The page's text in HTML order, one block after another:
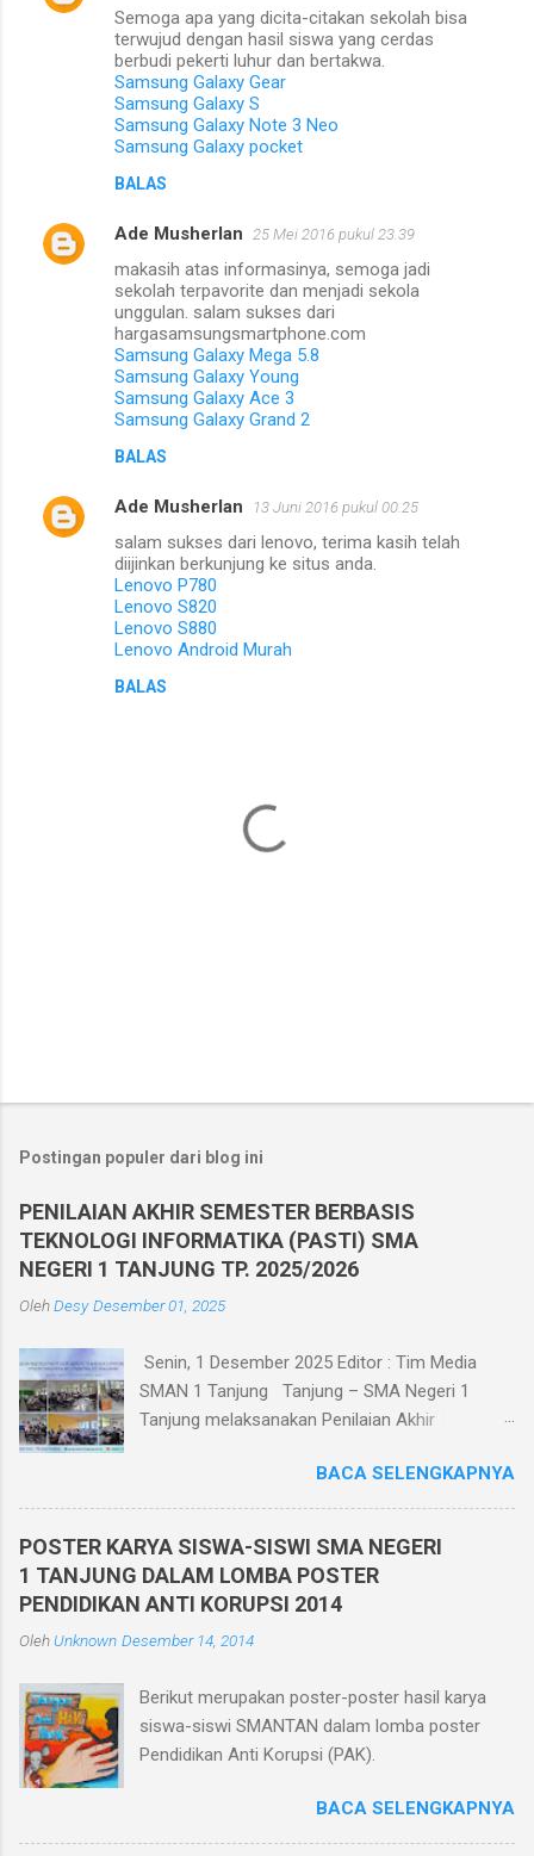
Semoga apa yang dicita-citakan sekolah bisa
terwujud dengan hasil siswa yang cerdas
berbudi pekerti luhur dan bertakwa.
Samsung Galaxy Gear
Samsung Galaxy S
Samsung Galaxy Note 3 Neo
Samsung Galaxy pocket
BALAS
Ade Musherlan 25 Mei 2016 pukul 23.39
makasih atas informasinya, semoga jadi
sekolah terpavorite dan menjadi sekola
unggulan. salam sukses dari
hargasamsungsmartphone.com
Samsung Galaxy Mega 5.8
Samsung Galaxy Young
Samsung Galaxy Ace 3
Samsung Galaxy Grand 2
BALAS
Ade Musherlan 13 Juni 2016 pukul 00.25
salam sukses dari lenovo, terima kasih telah
diijinkan berkunjung ke situs anda.
Lenovo P780
Lenovo S820
Lenovo S880
Lenovo Android Murah
BALAS
t
n
g
K
o
e
t
a
r
Postingan populer dari blog ini
PENILAIAN AKHIR SEMESTER BERBASIS
TEKNOLOGI INFORMATIKA (PASTI) SMA
NEGERI 1 TANJUNG TP. 2025/2026
OlehDesy Desember 01, 2025
Senin, 1 Desember 2025 Editor : Tim Media
SMAN 1 Tanjung Tanjung – SMA Negeri 1
Tanjung melaksanakan Penilaian Akhir
teknologi informatika pada tanggal 1 - 6
Desember 2025. Penilaian Akhir Semester
Berbasis Teknologi Informatika ini diikuti oleh
seluruh siswa kelas X, XI, dan XII di kelasnya
masing-masing yang berjumlah 30 ruang.
Teknologi Informatika ini dilaksanakan dalam
peserta ujian menggunakan HP. Dan bagi siswa
yang tidak memiliki HP sekolah memfasilitasi
dengan menggunakan komputer di ruang
Penilaian Akhir Semester berbasis teknologi
informatika memiliki beberapa keunggulan
BACA SELENGKAPNYA
POSTER KARYA SISWA-SISWI SMA NEGERI
1 TANJUNG DALAM LOMBA POSTER
PENDIDIKAN ANTI KORUPSI 2014
OlehUnknown Desember 14, 2014
Berikut merupakan poster-poster hasil karya
siswa-siswi SMANTAN dalam lomba poster
Pendidikan Anti Korupsi (PAK).
BACA SELENGKAPNYA